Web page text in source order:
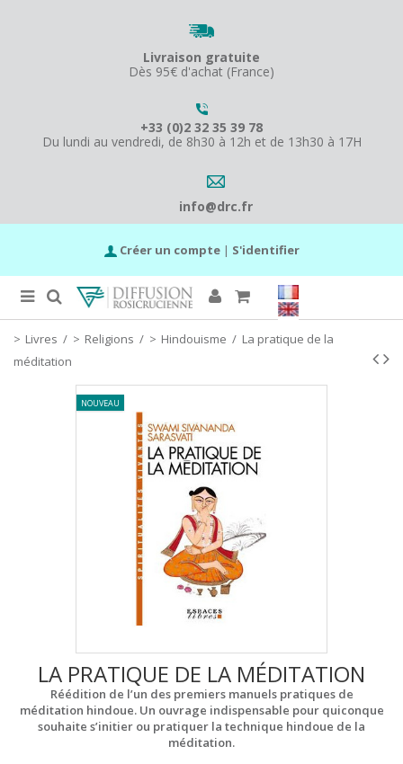
Livraison gratuite
Dès 95€ d'achat (France)
+33 (0)2 32 35 39 78
Du lundi au vendredi, de 8h30 à 12h et de 13h30 à 17H
info@drc.fr
Créer un compte | S'identifier
Livres / Religions / Hindouisme / La pratique de la
méditation
NOUVEAU
LA PRATIQUE DE LA MÉDITATION
Réédition de l’un des premiers manuels pratiques de
méditation hindoue. Un ouvrage indispensable pour quiconque
souhaite s’initier ou pratiquer la technique hindoue de la
méditation.